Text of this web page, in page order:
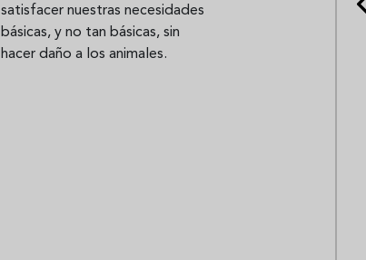
satisfacer nuestras necesidades
básicas, y no tan básicas, sin
hacer daño a los animales.